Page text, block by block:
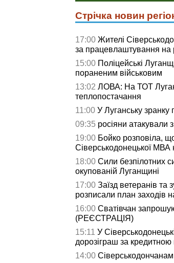
Стрічка новин
17:00 Жителі
за працевлаштування на
15:00 Поліцейські
пораненим військовим
13:02 ЛОВА: На ТОТ
теплопостачання
11:00 У Луганську
09:35 росіяни атакували
19:00 Бойко розповіла,
Сіверськодонецької МВА
18:00 Сили безпілотних
окупованій Луганщині
17:00 Заїзд ветеранів та
розписали план заходів
16:00 Сватівчан
(РЕЄСТРАЦІЯ)
15:11 У
дорозіграш за
14:00 Сіверськодончанам